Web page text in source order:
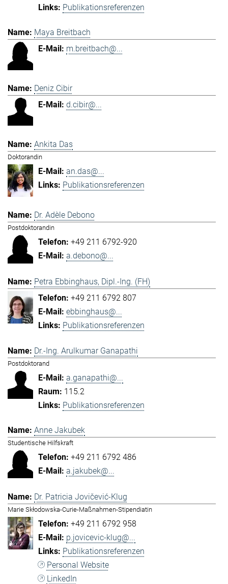
Publikationsreferenzen
Maya Breitbach
m.breitbach@...
Deniz Cibir
d.cibir@...
Ankita Das
Doktorandin
an.das@...
Publikationsreferenzen
Dr. Adèle Debono
Postdoktorandin
+49 211 6792-920
a.debono@...
Petra Ebbinghaus, Dipl.-Ing. (FH)
+49 211 6792 807
ebbinghaus@...
Publikationsreferenzen
Dr.-Ing. Arulkumar Ganapathi
Postdoktorand
a.ganapathi@...
115.2
Publikationsreferenzen
Anne Jakubek
Studentische Hilfskraft
+49 211 6792 486
a.jakubek@...
Dr. Patricia Jovičević-Klug
Marie Skłodowska-Curie-Maßnahmen-Stipendiatin
+49 211 6792 958
p.jovicevic-klug@...
Publikationsreferenzen
Personal Website
LinkedIn